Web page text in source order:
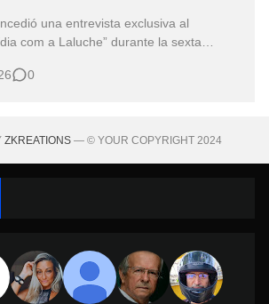
una entrevista exclusiva al
com a Laluche” durante la sexta
importantes de Brasil. En medio del
0
ZKREATIONS— © YOUR COPYRIGHT 2024